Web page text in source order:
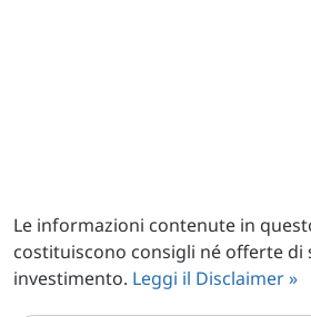
Le informazioni contenute in
costituiscono consigli né offerte di
investimento. Leggi il Disclaimer »